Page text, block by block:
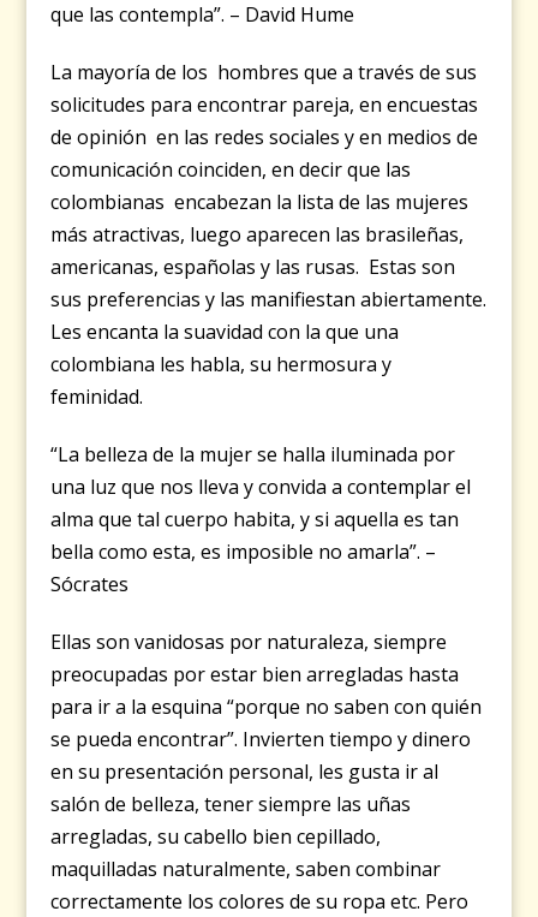
que las contempla”. – David Hume
La mayoría de los hombres que a través de sus
solicitudes para encontrar pareja, en encuestas
de opinión en las redes sociales y en medios de
comunicación coinciden, en decir que las
colombianas encabezan la lista de las mujeres
más atractivas, luego aparecen las brasileñas,
americanas, españolas y las rusas. Estas son
sus preferencias y las manifiestan abiertamente.
Les encanta la suavidad con la que una
colombiana les habla, su hermosura y
feminidad.
“La belleza de la mujer se halla iluminada por
una luz que nos lleva y convida a contemplar el
alma que tal cuerpo habita, y si aquella es tan
bella como esta, es imposible no amarla”. –
Sócrates
Ellas son vanidosas por naturaleza, siempre
preocupadas por estar bien arregladas hasta
para ir a la esquina “porque no saben con quién
se pueda encontrar”. Invierten tiempo y dinero
en su presentación personal, les gusta ir al
salón de belleza, tener siempre las uñas
arregladas, su cabello bien cepillado,
maquilladas naturalmente, saben combinar
correctamente los colores de su ropa etc. Pero